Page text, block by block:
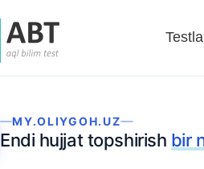
MY.OLIYGOH.UZ
Endi hujjat topshirish bir